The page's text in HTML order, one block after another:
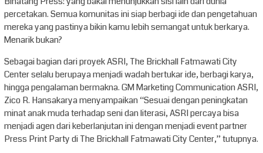
percetakan. Semua komunitas ini siap berbagi ide dan pengetahuan
mereka yang pastinya bikin kamu lebih semangat untuk berkarya.
Menarik bukan?
Sebagai bagian dari proyek ASRI, The Brickhall Fatmawati City
Center selalu berupaya menjadi wadah bertukar ide, berbagi karya,
hingga pengalaman bermakna. GM Marketing Communication ASRI,
Zico R. Hansakarya menyampaikan “Sesuai dengan peningkatan
minat anak muda terhadap seni dan literasi, ASRI percaya bisa
menjadi agen dari keberlanjutan ini dengan menjadi event partner
Press Print Party di The Brickhall Fatmawati City Center,” tutupnya.